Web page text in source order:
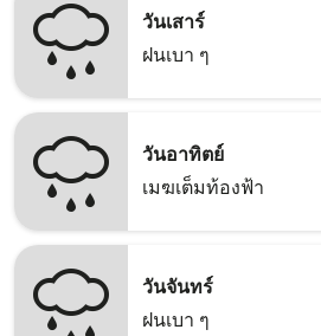
วันเสาร์
ฝนเบา ๆ
วันอาทิตย์
เมฆเต็มท้องฟ้า
วันจันทร์
ฝนเบา ๆ